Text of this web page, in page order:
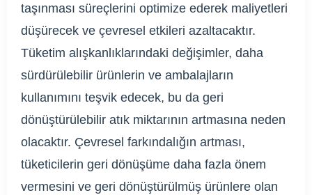
taşınması süreçlerini optimize ederek maliyetleri
düşürecek ve çevresel etkileri azaltacaktır.
Tüketim alışkanlıklarındaki değişimler, daha
sürdürülebilir ürünlerin ve ambalajların
kullanımını teşvik edecek, bu da geri
dönüştürülebilir atık miktarının artmasına neden
olacaktır. Çevresel farkındalığın artması,
tüketicilerin geri dönüşüme daha fazla önem
vermesini ve geri dönüştürülmüş ürünlere olan